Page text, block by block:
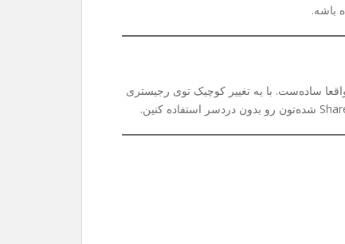
باشه.
ساده‌ست. با یه تغییر کوچیک توی رجیستری